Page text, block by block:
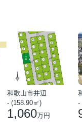
和歌山市井辺
- (158.90㎡)
1,060万円
-